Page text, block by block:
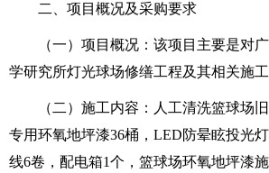
二、项目概况及采购要求
（一）项目概况：该项目主要是对
学研究所灯光球场修缮工程及其相关施工
（二）施工内容：人工清洗篮球场
专用环氧地坪漆36桶，LED防晕眩投光
线6卷，配电箱1个，篮球场环氧地坪漆